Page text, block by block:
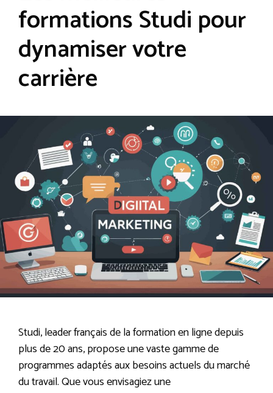
formations Studi pour
dynamiser votre
carrière
Studi, leader français de la formation en ligne depuis
plus de 20 ans, propose une vaste gamme de
programmes adaptés aux besoins actuels du marché
du travail. Que vous envisagiez une